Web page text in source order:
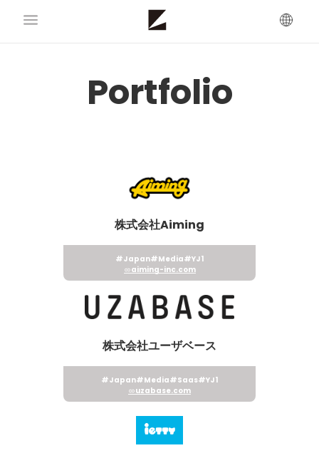
Portfolio
株式会社Aiming
#Japan#Media#YJ1
aiming-inc.com
株式会社ユーザベース
#Japan#Media#Saas#YJ1
uzabase.com